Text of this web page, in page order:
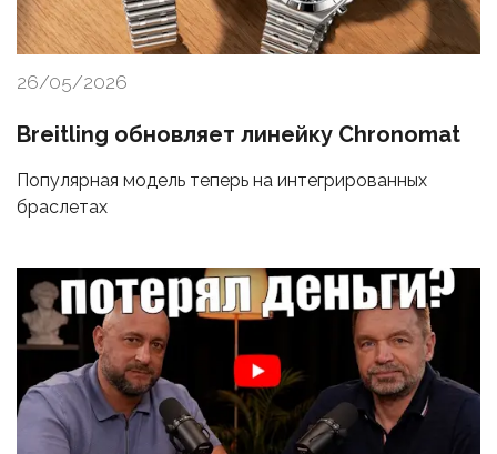
26/05/2026
Breitling обновляет линейку Chronomat
Популярная модель теперь на интегрированных
браслетах